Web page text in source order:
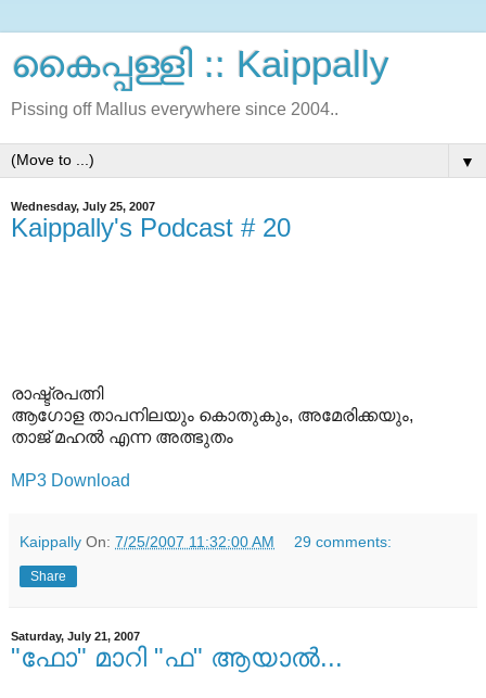
കൈപ്പള്ളി :: Kaippally
Pissing off Mallus everywhere since 2004..
▼
Wednesday, July 25, 2007
Kaippally's Podcast # 20
രാഷ്ട്രപത്നി
ആഗോള താപനിലയും കൊതുകും, അമേരിക്കയും,
താജ് മഹല്‍ എന്ന അത്ഭുതം
MP3 Download
Kaippally On: 7/25/2007 11:32:00 AM 29 comments:
Share
Saturday, July 21, 2007
"ഫോ" മാറി "ഫ" ആയാല്‍...